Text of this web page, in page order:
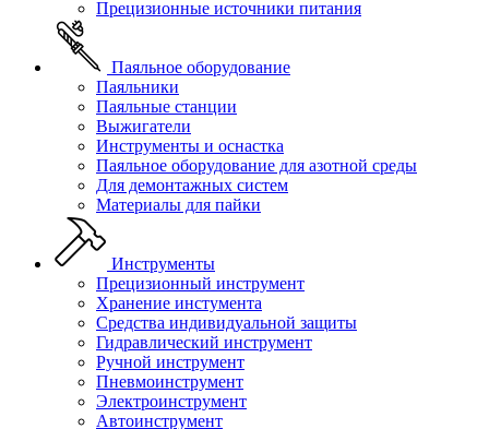
Прецизионные источники питания
Паяльное оборудование
Паяльники
Паяльные станции
Выжигатели
Инструменты и оснастка
Паяльное оборудование для азотной среды
Для демонтажных систем
Материалы для пайки
Инструменты
Прецизионный инструмент
Хранение инстумента
Средства индивидуальной защиты
Гидравлический инструмент
Ручной инструмент
Пневмоинструмент
Электроинструмент
Автоинструмент